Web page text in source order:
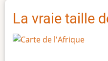
La vraie taille